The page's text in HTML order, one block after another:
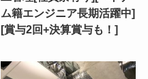
ム籍エンジニア長期活躍中]
[賞与2回+決算賞与も！]